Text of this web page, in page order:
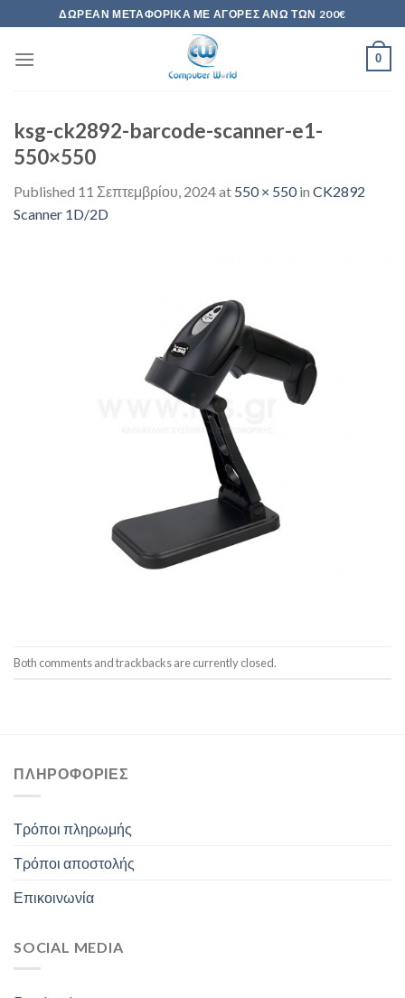
to
content
ΔΩΡΕΆΝ ΜΕΤΑΦΟΡΙΚΆ ΜΕ ΑΓΟΡΈΣ ΆΝΩ ΤΩΝ 200€
0
ksg-ck2892-barcode-scanner-e1-
550×550
Published 11 Σεπτεμβρίου, 2024at 550 × 550in CK2892
Scanner 1D/2D
Both comments and trackbacks are currently closed.
ΠΛΗΡΟΦΟΡΊΕΣ
Τρόποι πληρωμής
Τρόποι αποστολής
Επικοινωνία
SOCIAL MEDIA